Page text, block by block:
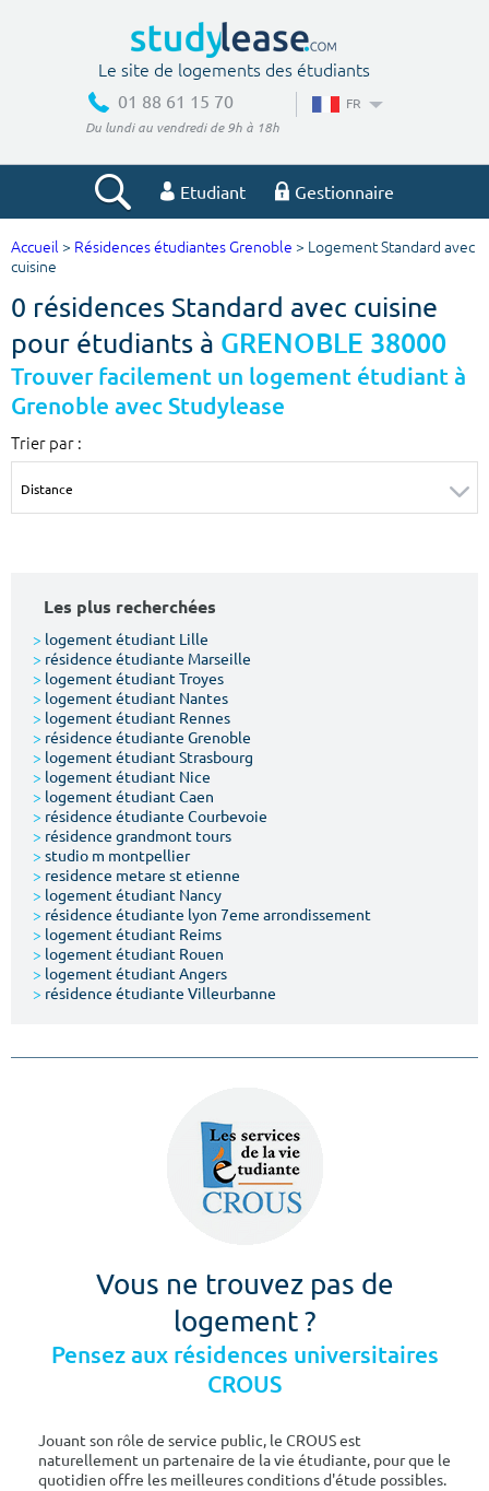
Le site de logements des étudiants
01 88 61 15 70
Du lundi au vendredi de 9h à 18h
FR
Etudiant Gestionnaire
Votre recherche
Ville, école
Budget min
€
Budget max
€
Surface min Surface max
Type de location
Votre date d'entrée
Chercher
Accueil > Résidences étudiantes Grenoble > Logement Standard avec
cuisine
0 résidences Standard avec cuisine
pour étudiants à GRENOBLE 38000
Trouver facilement un logement étudiant à
Grenoble avec Studylease
Trier par :
Les plus recherchées
> logement étudiant Lille
> résidence étudiante Marseille
> logement étudiant Troyes
> logement étudiant Nantes
> logement étudiant Rennes
> résidence étudiante Grenoble
> logement étudiant Strasbourg
> logement étudiant Nice
> logement étudiant Caen
> résidence étudiante Courbevoie
> résidence grandmont tours
> studio m montpellier
> residence metare st etienne
> logement étudiant Nancy
> résidence étudiante lyon 7eme arrondissement
> logement étudiant Reims
> logement étudiant Rouen
> logement étudiant Angers
> résidence étudiante Villeurbanne
Vous ne trouvez pas de
logement ?
Pensez aux résidences universitaires
CROUS
Jouant son rôle de service public, le CROUS est
naturellement un partenaire de la vie étudiante, pour que le
quotidien offre les meilleures conditions d'étude possibles.